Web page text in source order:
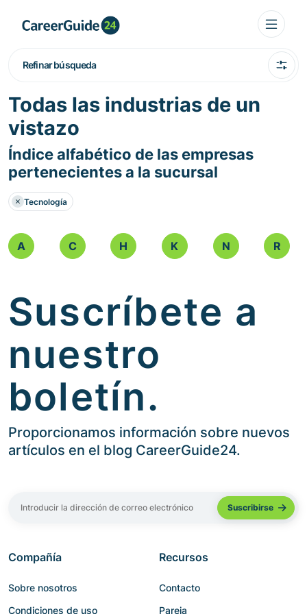
Refinar búsqueda
Todas las industrias de un
vistazo
Índice alfabético de las empresas
pertenecientes a la sucursal
Tecnología
A C H K N R
Suscríbete a
nuestro
boletín.
Proporcionamos información sobre nuevos
artículos en el blog CareerGuide24.
Compañía
Sobre nosotros
Condiciones de uso
Recursos
Contacto
Pareja